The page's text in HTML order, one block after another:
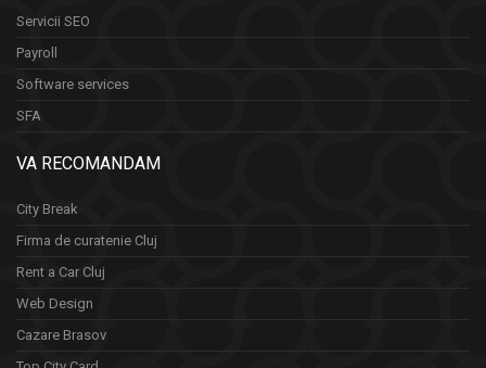
Servicii SEO
Payroll
Software services
SFA
VA RECOMANDAM
City Break
Firma de curatenie Cluj
Rent a Car Cluj
Web Design
Cazare Brasov